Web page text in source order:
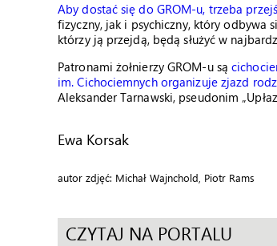
Aby dostać się do GROM-u, trzeba
fizyczny, jak i psychiczny, który odbywa
którzy ją przejdą, będą służyć w
Patronami żołnierzy GROM-u są
im. Cichociemnych organizuje zjazd
Aleksander Tarnawski, pseudonim
Ewa Korsak
autor zdjęć: Michał Wajnchold, Piotr Rams
CZYTAJ NA PORTALU